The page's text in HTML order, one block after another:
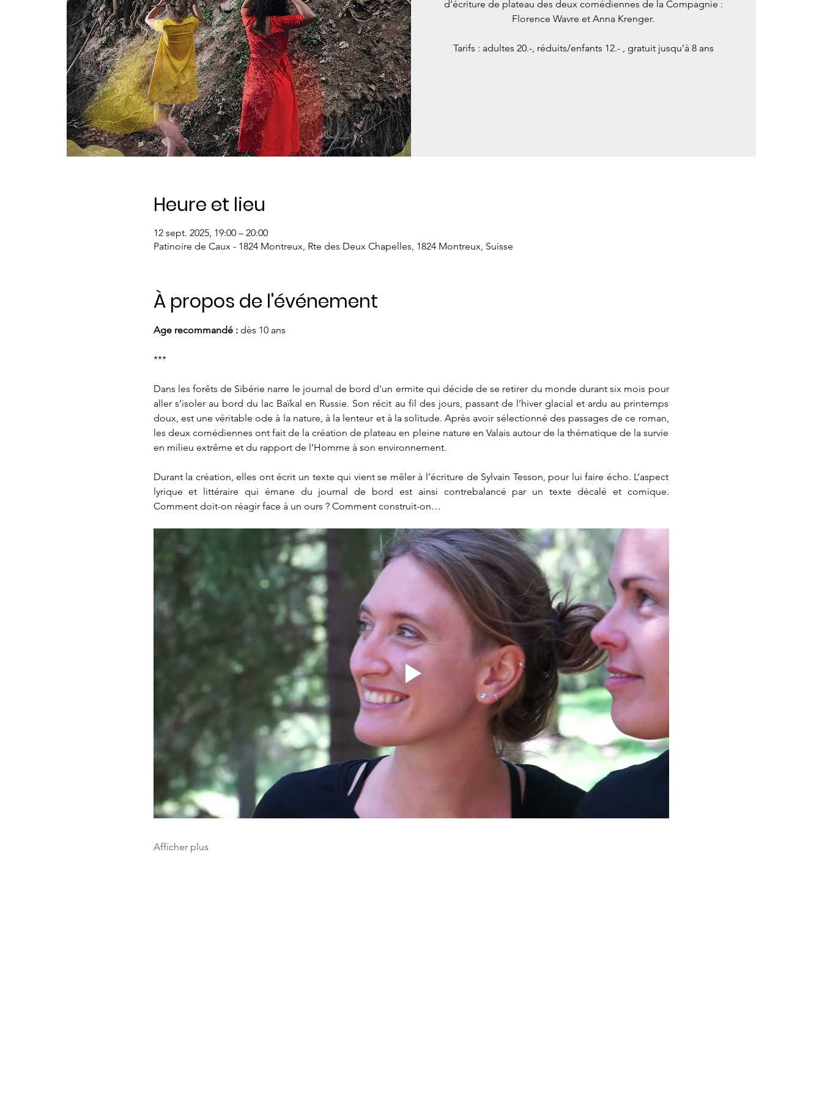
d’écriture de plateau des deux comédiennes de la Compagnie :
Florence Wavre et Anna Krenger.
Tarifs : adultes 20.-, réduits/enfants 12.- , gratuit jusqu’à 8 ans
Heure et lieu
12 sept. 2025, 19:00 – 20:00
Patinoire de Caux - 1824 Montreux, Rte des Deux Chapelles, 1824 Montreux, Suisse
À propos de l'événement
Age recommandé : dès 10 ans
***
Dans les forêts de Sibérie narre le journal de bord d'un ermite qui décide de se retirer du monde durant six mois pour
aller s’isoler au bord du lac Baïkal en Russie. Son récit au fil des jours, passant de l’hiver glacial et ardu au printemps
doux, est une véritable ode à la nature, à la lenteur et à la solitude. Après avoir sélectionné des passages de ce roman,
les deux comédiennes ont fait de la création de plateau en pleine nature en Valais autour de la thématique de la survie
en milieu extrême et du rapport de l’Homme à son environnement.
Durant la création, elles ont écrit un texte qui vient se mêler à l’écriture de Sylvain Tesson, pour lui faire écho. L’aspect
lyrique et littéraire qui émane du journal de bord est ainsi contrebalancé par un texte décalé et comique.
Comment doit-on réagir face à un ours ? Comment construit-on…
Afficher plus